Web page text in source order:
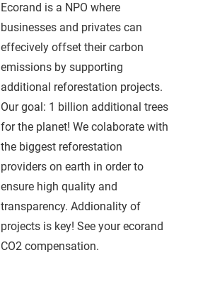
Ecorand is a NPO where
businesses and privates can
effecively offset their carbon
emissions by supporting
additional reforestation projects.
Our goal: 1 billion additional trees
for the planet! We colaborate with
the biggest reforestation
providers on earth in order to
ensure high quality and
transparency. Addionality of
projects is key! See your ecorand
CO2 compensation.